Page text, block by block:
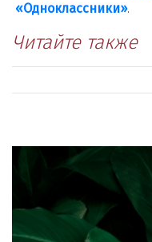
«Одноклассники».
Читайте также